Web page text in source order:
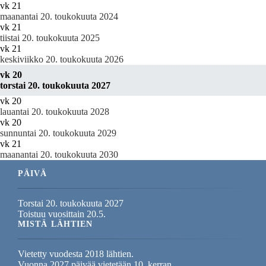
vk 21
maanantai 20. toukokuuta 2024
vk 21
tiistai 20. toukokuuta 2025
vk 21
keskiviikko 20. toukokuuta 2026
vk 20
torstai 20. toukokuuta 2027
vk 20
lauantai 20. toukokuuta 2028
vk 20
sunnuntai 20. toukokuuta 2029
vk 21
maanantai 20. toukokuuta 2030
PÄIVÄ
Torstai 20. toukokuuta 2027
Toistuu vuosittain 20.5.
MISTÄ LÄHTIEN
Vietetty vuodesta 2018 lähtien.